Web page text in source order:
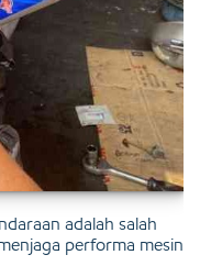
adalah salah
performa mesin